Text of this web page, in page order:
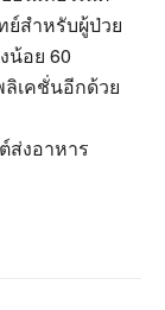
ย์สำหรับผู้ป่วย
น้อย 60
เคชั่นอีกด้วย
ส่งอาหาร